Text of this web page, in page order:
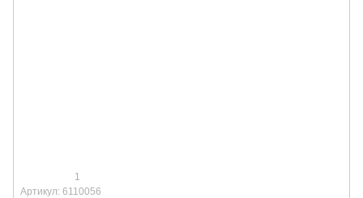
1
Артикул: 6110056